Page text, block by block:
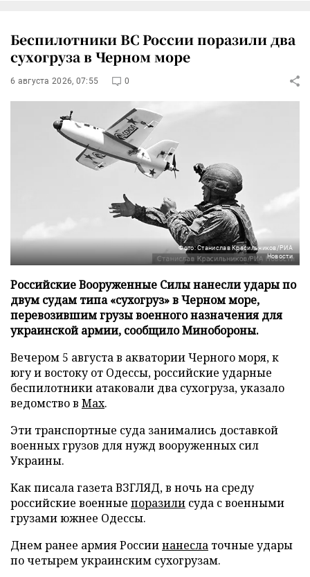
Беспилотники ВС России поразили два
сухогруза в Черном море
6 августа 2026, 07:55 0
Фото: Станислав Красильников/РИА
Новости
Российские Вооруженные Силы нанесли удары по
двум судам типа «сухогруз» в Черном море,
перевозившим грузы военного назначения для
украинской армии, сообщило Минобороны.
Вечером 5 августа в акватории Черного моря, к
югу и востоку от Одессы, российские ударные
беспилотники атаковали два сухогруза, указало
ведомство в Max.
Эти транспортные суда занимались доставкой
военных грузов для нужд вооруженных сил
Украины.
Как писала газета ВЗГЛЯД, в ночь на среду
российские военные поразили суда с военными
грузами южнее Одессы.
Днем ранее армия Россиинанесла точные удары
по четырем украинским сухогрузам.